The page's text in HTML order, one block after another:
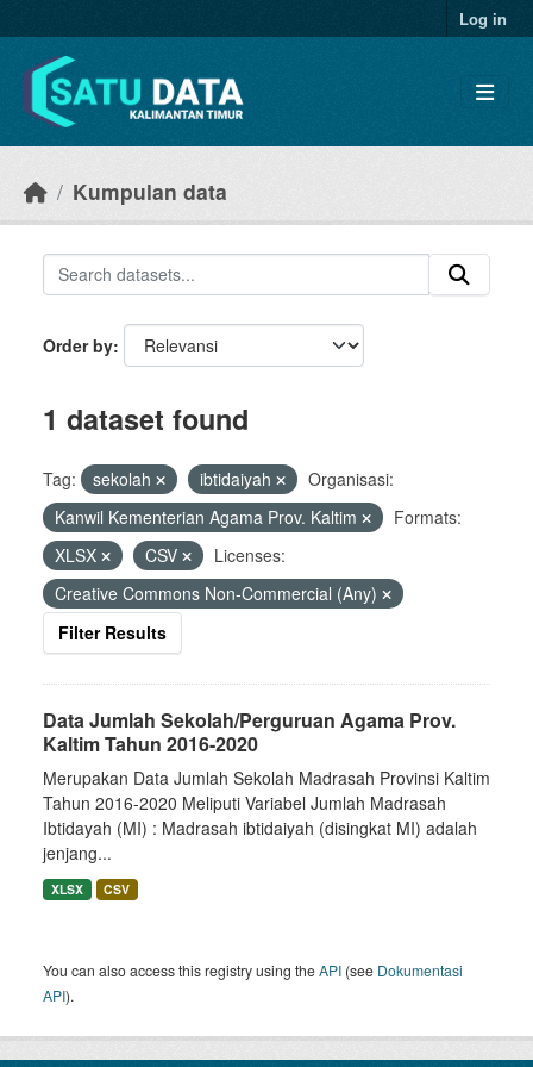
Log in
Kumpulan data
Order by
1 dataset found
Tag: sekolah ibtidaiyah
Organisasi:
Kanwil Kementerian Agama Prov. Kaltim
Formats:
XLSX
CSV
Licenses:
Creative Commons Non-Commercial (Any)
Filter Results
Data Jumlah Sekolah/Perguruan Agama Prov.
Kaltim Tahun 2016-2020
Merupakan Data Jumlah Sekolah Madrasah Provinsi Kaltim
Tahun 2016-2020 Meliputi Variabel Jumlah Madrasah
Ibtidayah (MI) : Madrasah ibtidaiyah (disingkat MI) adalah
jenjang...
XLSX CSV
You can also access this registry using theAPI (see Dokumentasi
API).